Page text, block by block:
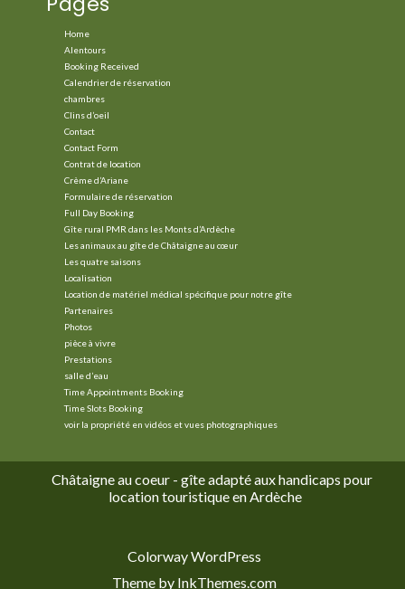
Home
Alentours
Booking Received
Calendrier de réservation
chambres
Clins d’oeil
Contact
Contact Form
Contrat de location
Crème d’Ariane
Formulaire de réservation
Full Day Booking
Gîte rural PMR dans les Monts d’Ardèche
Les animaux au gîte de Châtaigne au cœur
Les quatre saisons
Localisation
Location de matériel médical spécifique pour notre gîte
Partenaires
Photos
pièce à vivre
Prestations
salle d’eau
Time Appointments Booking
Time Slots Booking
voir la propriété en vidéos et vues photographiques
Châtaigne au coeur - gîte adapté aux handicaps pour
location touristique en Ardèche
Colorway WordPress
Theme by InkThemes.com